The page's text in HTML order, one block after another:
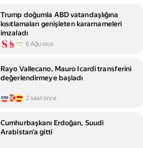
Trump doğumla ABD vatandaşlığına
kısıtlamaları genişleten kararnameleri
imzaladı
6 Ağustos
Rayo Vallecano, Mauro Icardi transferini
değerlendirmeye başladı
2 saat önce
Cumhurbaşkanı Erdoğan, Suudi
Arabistan'a gitti